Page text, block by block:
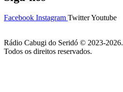
Facebook Instagram TwitterYoutube
Rádio Cabugi do Seridó © 2023-2026.
Todos os direitos reservados.